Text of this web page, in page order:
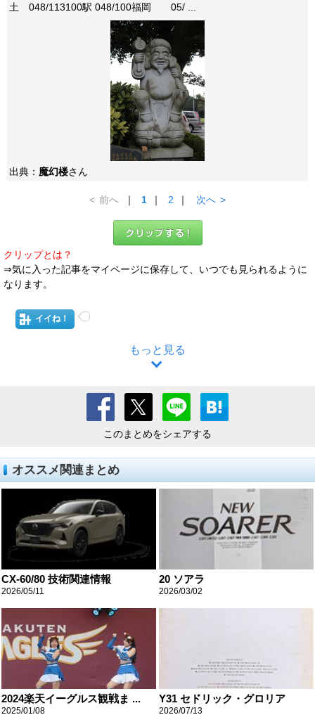
土 048/113100駅 048/100福岡 05/ ...
出典： 魔幻楼さん
< 前へ ｜ 1 ｜ 2 ｜ 次へ >
クリップとは？
⇒気に入った記事をマイページに保存して、いつでも見られるように
なります。
イイね！
もっと見る
このまとめをシェアする
オススメ関連まとめ
CX-60/80 技術関連情報
2026/05/11
20 ソアラ
2026/03/02
2024楽天イーグルス観戦ま ...
2025/01/08
Y31 セドリック・グロリア
2026/07/13